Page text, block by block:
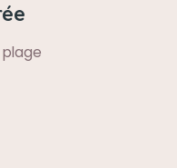
plage